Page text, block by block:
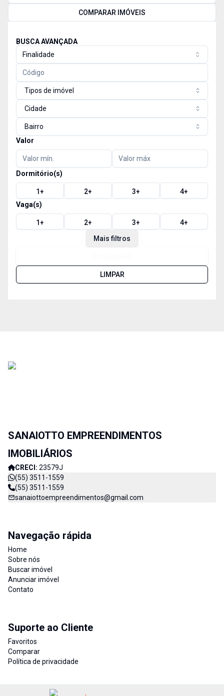
COMPARAR IMÓVEIS
BUSCA AVANÇADA
Finalidade
Tipos de imóvel
Cidade
Bairro
Valor
Dormitório(s)
1+ 2+ 3+ 4+
Vaga(s)
1+ 2+ 3+ 4+
Mais filtros
LIMPAR
SANAIOTTO EMPREENDIMENTOS
IMOBILIÁRIOS
CRECI: 23579J
(55) 3511-1559
(55) 3511-1559
sanaiottoempreendimentos@gmail.com
Navegação rápida
Home
Sobre nós
Buscar imóvel
Anunciar imóvel
Contato
Suporte ao Cliente
Favoritos
Comparar
Política de privacidade